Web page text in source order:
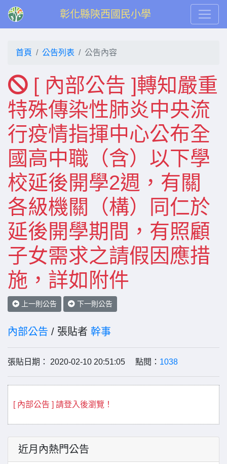
彰化縣陝西國民小學
首頁 公告列表 公告內容
[ 內部公告 ]轉知嚴重
特殊傳染性肺炎中央流
行疫情指揮中心公布全
國高中職（含）以下學
校延後開學2週，有關
各級機關（構）同仁於
延後開學期間，有照顧
子女需求之請假因應措
施，詳如附件
上一則公告 下一則公告
內部公告 / 張貼者 幹事
張貼日期： 2020-02-10 20:51:05 點閱： 1038
[ 內部公告 ] 請登入後瀏覽！
近月內熱門公告